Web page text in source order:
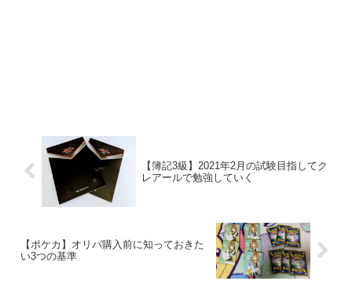
【簿記3級】2021年2月の試験目指してク
レアールで勉強していく
【ポケカ】オリパ購入前に知っておきた
い3つの基準